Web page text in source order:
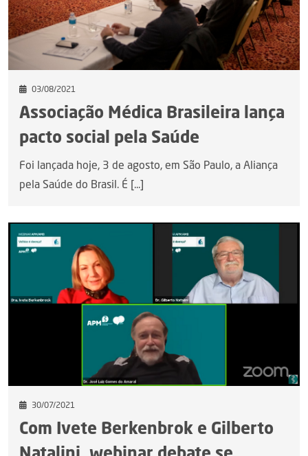
03/08/2021
Associação Médica Brasileira lança
pacto social pela Saúde
Foi lançada hoje, 3 de agosto, em São Paulo, a Aliança
pela Saúde do Brasil. É [...]
30/07/2021
Com Ivete Berkenbrok e Gilberto